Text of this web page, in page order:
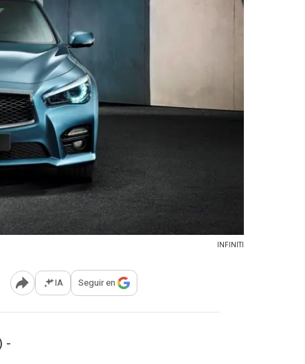
INFINITI
Abrir opciones para compartir
IA Seguir en
-